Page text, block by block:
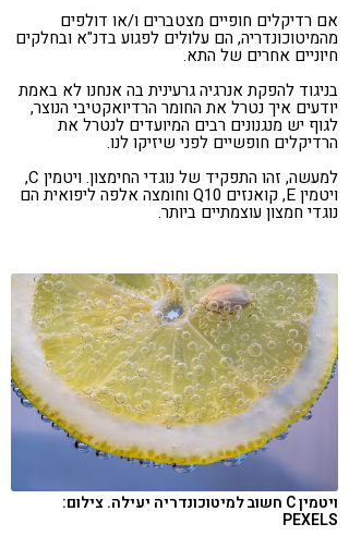
אם רדיקלים חופיים מצטברים ו/או דולפים
מהמיטוכונדריה, הם עלולים לפגוע בדנ"א ובחלקים
חיוניים אחרים של התא.
בניגוד להפקת אנרגיה גרעינית בה אנחנו לא באמת
יודעים איך נטרל את החומר הרדיואקטיבי הנוצר,
לגוף יש מנגנונים רבים המיועדים לנטרל את
הרדיקלים חופשיים לפני שיזיקו לנו.
למעשה, זהו התפקיד של נוגדי החימצון. ויטמין C,
ויטמין E, קואנזים Q10 וחומצה אלפה ליפואית הם
נוגדי חמצון עוצמתיים ביותר.
ויטמין C חשוב למיטוכונדריה יעילה. צילום:
PEXELS